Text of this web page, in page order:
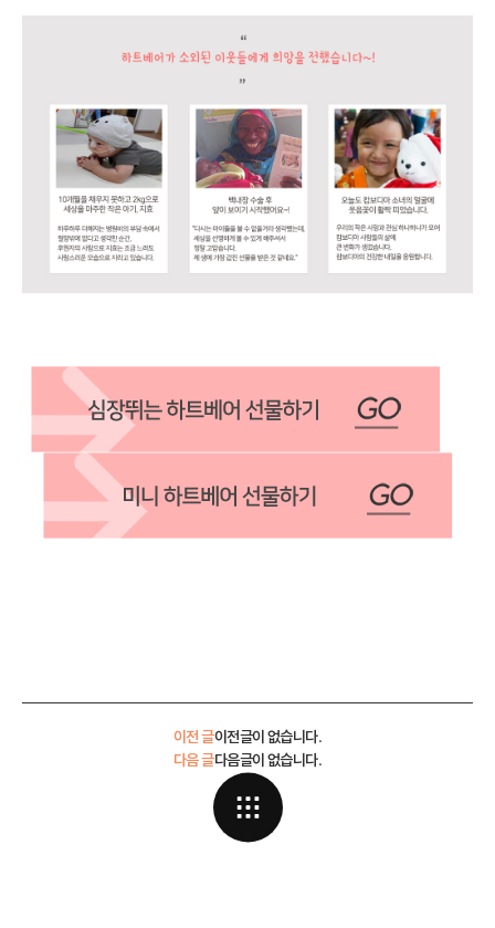
이전 글이전글이 없습니다.
다음글이 없습니다.
다음 글